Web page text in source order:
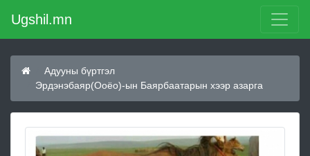
Ugshil.mn
Адууны бүртгэл
Эрдэнэбаяр(Ооёо)-ын Баярбаатарын хээр азарга